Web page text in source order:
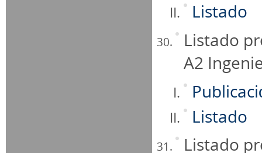
Listado
Listado
A2
Listado
Listado